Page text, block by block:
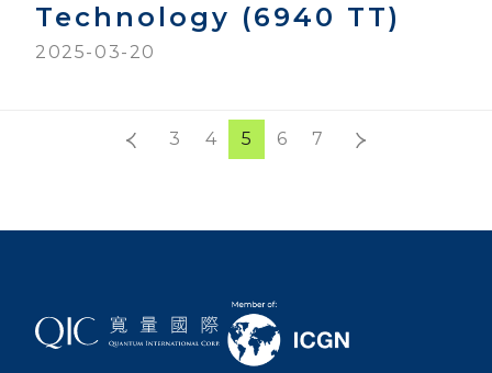
Technology (6940 TT)
2025-03-20
3 4 5 6 7